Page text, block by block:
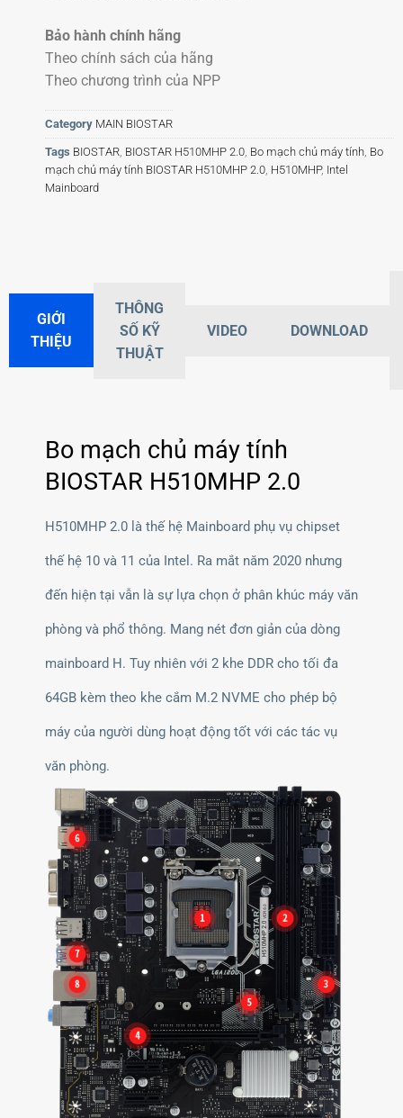
Bảo hành chính hãng
Theo chính sách của hãng
Theo chương trình của NPP
Category MAIN BIOSTAR
Tags BIOSTAR BIOSTAR H510MHP 2.0 Bo mạch chủ máy tính Bo
mạch chủ máy tính BIOSTAR H510MHP 2.0 H510MHP, Intel
Mainboard
GIỚI
THIỆU
THÔNG
SỐ KỸ
THUẬT
VIDEO DOWNLOAD
Bo mạch chủ máy tính
BIOSTAR H510MHP 2.0
H510MHP 2.0 là thế hệ Mainboard phụ vụ chipset
thế hệ 10 và 11 của Intel. Ra mắt năm 2020 nhưng
đến hiện tại vẫn là sự lựa chọn ở phân khúc máy văn
phòng và phổ thông. Mang nét đơn giản của dòng
mainboard H. Tuy nhiên với 2 khe DDR cho tối đa
64GB kèm theo khe cắm M.2 NVME cho phép bộ
máy của người dùng hoạt động tốt với các tác vụ
văn phòng.